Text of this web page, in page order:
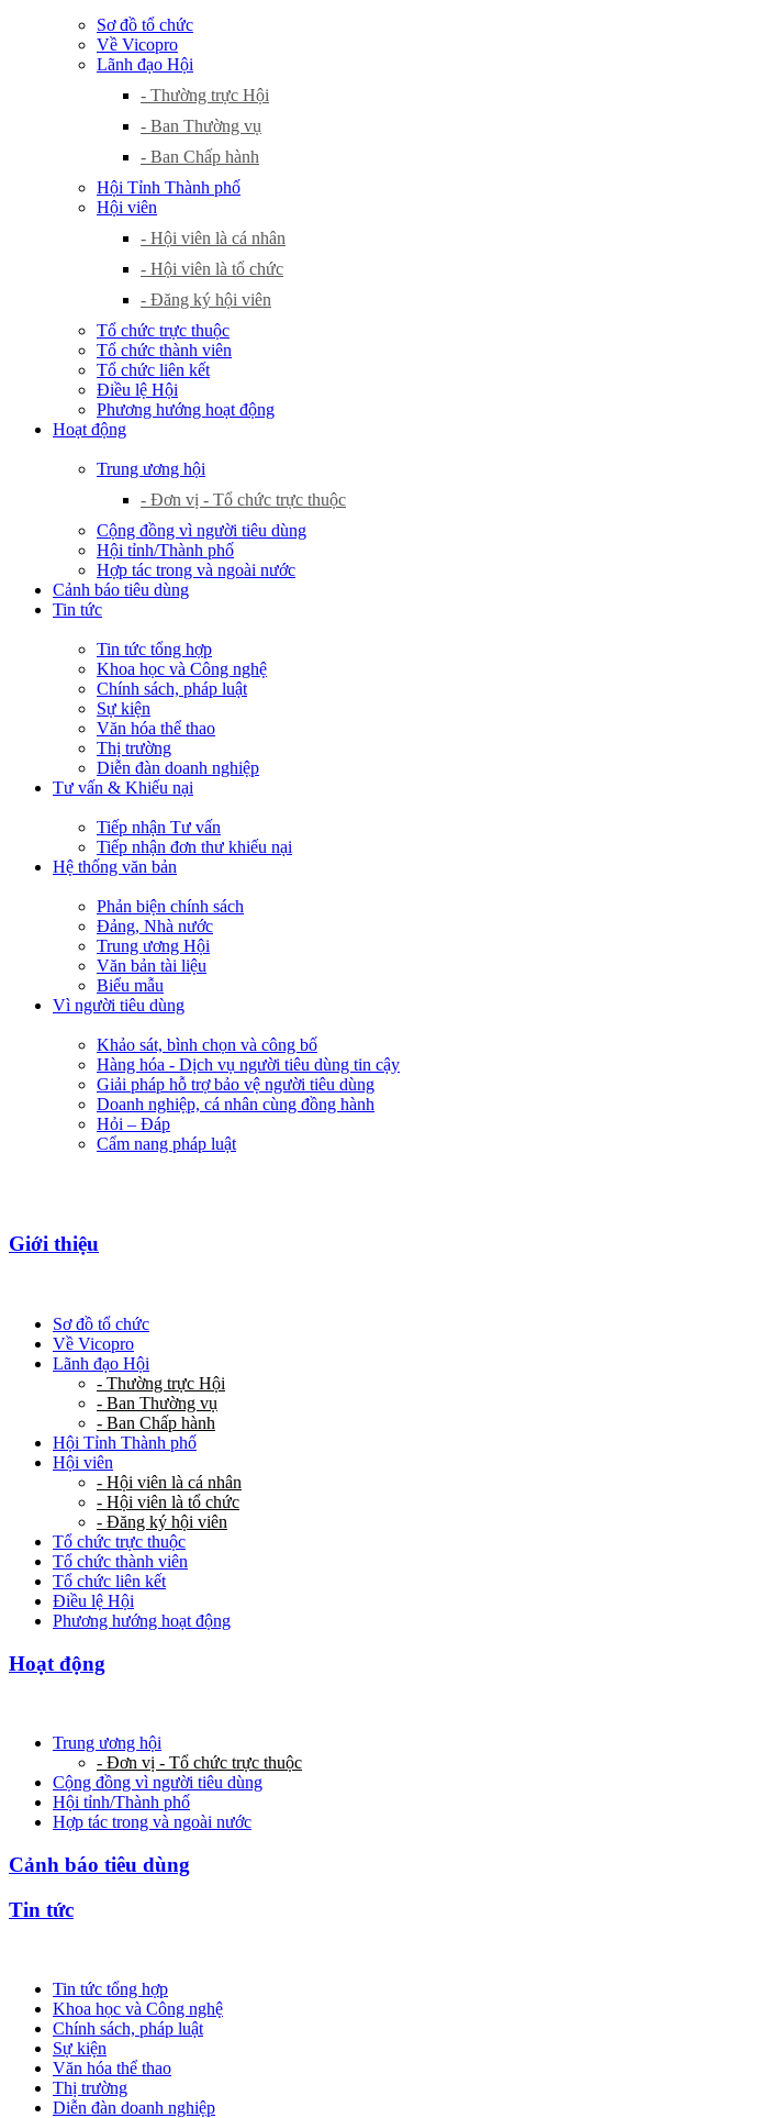
Sơ đồ tổ chức
Về Vicopro
Lãnh đạo Hội
- Thường trực Hội
- Ban Thường vụ
- Ban Chấp hành
Hội Tỉnh Thành phố
Hội viên
- Hội viên là cá nhân
- Hội viên là tổ chức
- Đăng ký hội viên
Tổ chức trực thuộc
Tổ chức thành viên
Tổ chức liên kết
Điều lệ Hội
Phương hướng hoạt động
Hoạt động
Trung ương hội
- Đơn vị - Tổ chức trực thuộc
Cộng đồng vì người tiêu dùng
Hội tỉnh/Thành phố
Hợp tác trong và ngoài nước
Cảnh báo tiêu dùng
Tin tức
Tin tức tổng hợp
Khoa học và Công nghệ
Chính sách, pháp luật
Sự kiện
Văn hóa thể thao
Thị trường
Diễn đàn doanh nghiệp
Tư vấn & Khiếu nại
Tiếp nhận Tư vấn
Tiếp nhận đơn thư khiếu nại
Hệ thống văn bản
Phản biện chính sách
Đảng, Nhà nước
Trung ương Hội
Văn bản tài liệu
Biểu mẫu
Vì người tiêu dùng
Khảo sát, bình chọn và công bố
Hàng hóa - Dịch vụ người tiêu dùng tin cậy
Giải pháp hỗ trợ bảo vệ người tiêu dùng
Doanh nghiệp, cá nhân cùng đồng hành
Hỏi – Đáp
Cẩm nang pháp luật
Giới thiệu
Sơ đồ tổ chức
Về Vicopro
Lãnh đạo Hội
- Thường trực Hội
- Ban Thường vụ
- Ban Chấp hành
Hội Tỉnh Thành phố
Hội viên
- Hội viên là cá nhân
- Hội viên là tổ chức
- Đăng ký hội viên
Tổ chức trực thuộc
Tổ chức thành viên
Tổ chức liên kết
Điều lệ Hội
Phương hướng hoạt động
Hoạt động
Trung ương hội
- Đơn vị - Tổ chức trực thuộc
Cộng đồng vì người tiêu dùng
Hội tỉnh/Thành phố
Hợp tác trong và ngoài nước
Cảnh báo tiêu dùng
Tin tức
Tin tức tổng hợp
Khoa học và Công nghệ
Chính sách, pháp luật
Sự kiện
Văn hóa thể thao
Thị trường
Diễn đàn doanh nghiệp